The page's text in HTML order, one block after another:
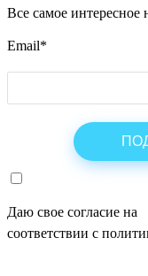
Все самое
Email*
Даю свое согласие на
соответствии с